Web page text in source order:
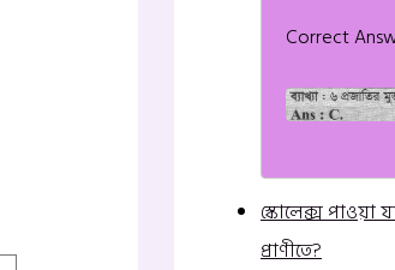
Correct
স্কোলেক্স পাওয়া
প্রাণীতে?